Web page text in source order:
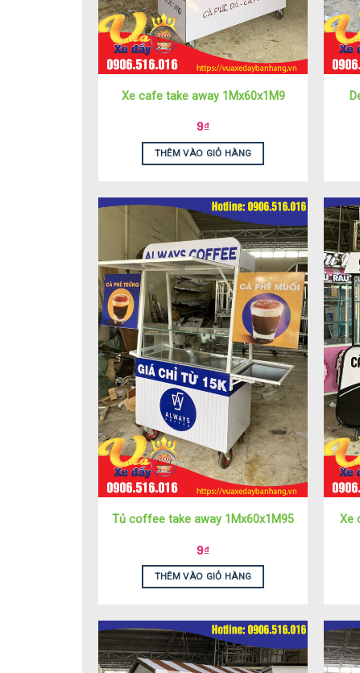
Xe cafe take away 1Mx60x1M9
9₫
THÊM VÀO GIỎ HÀNG
Tủ coffee take away 1Mx60x1M95
9₫
THÊM VÀO GIỎ HÀNG
Xe